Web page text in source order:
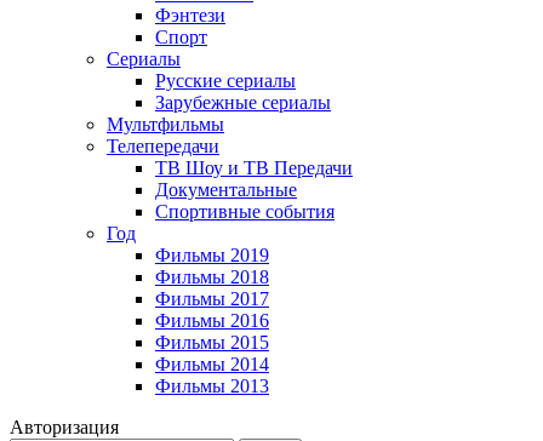
Фэнтези
Спорт
Сериалы
Русские сериалы
Зарубежные сериалы
Мультфильмы
Телепередачи
ТВ Шоу и ТВ Передачи
Документальные
Спортивные события
Год
Фильмы 2019
Фильмы 2018
Фильмы 2017
Фильмы 2016
Фильмы 2015
Фильмы 2014
Фильмы 2013
Авторизация